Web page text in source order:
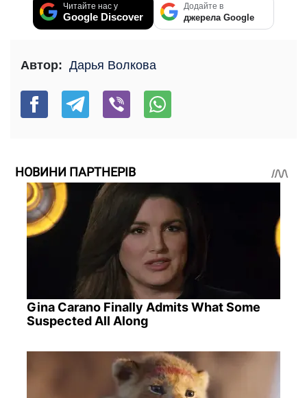
Читайте нас у
Google Discover
Додайте в
джерела Google
Автор: Дарья Волкова
НОВИНИ ПАРТНЕРІВ
Gina Carano Finally Admits What Some
Suspected All Along